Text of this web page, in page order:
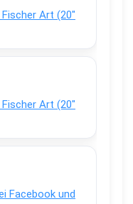
Fischer Art (20″
Fischer Art (20″
Facebook und